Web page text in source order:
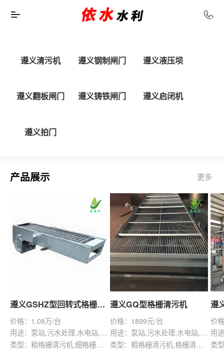
遵义清污机 遵义钢制闸门 遵义液压坝
遵义翻板闸门 遵义铸铁闸门 遵义启闭机
遵义拍门
产品展示 更多
遵义GSHZ型回转式格栅除污机
价格：1.08万/台
用途：泵站,污水处理,水电站,自来水厂,渠道,水产养殖,化工,纺织,给排水工程
类型：粗格栅清污机,细格栅清污机,格栅清污机,回转式清污机
遵义GQ型格栅清污机
价格：1899元/台
用途：泵站,污水处理,水电站,自来水厂,给排水工程
类型：粗格栅清污机,格栅清污机,回转式清污机
价